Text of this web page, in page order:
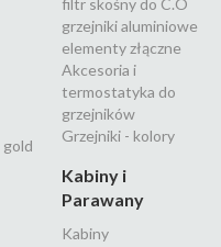
gold
filtr skośny do C.O
grzejniki aluminiowe
elementy złączne
Akcesoria i
termostatyka do
grzejników
Grzejniki - kolory
Kabiny i
Parawany
Kabiny